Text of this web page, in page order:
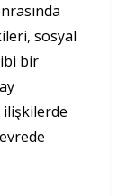
sosyal
bir
ilişkilerde